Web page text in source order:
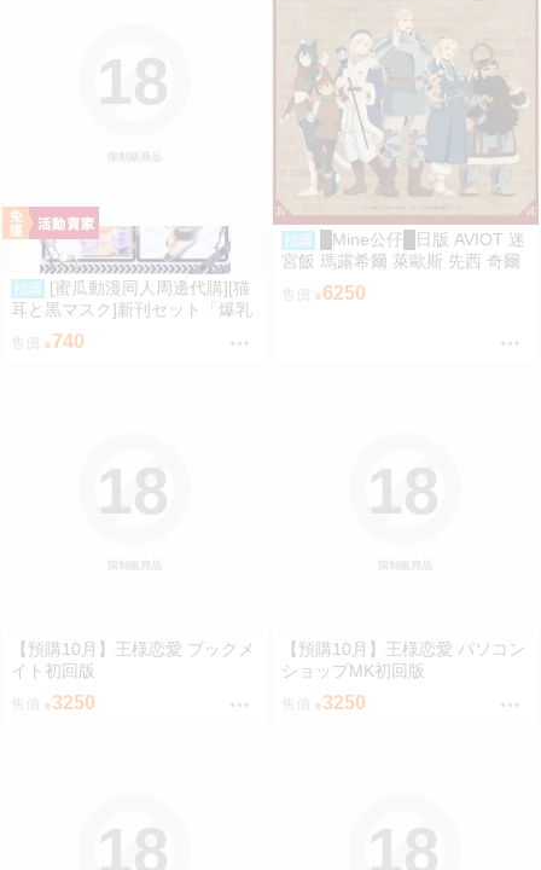
限制級商品
18
預購
[蜜瓜動漫同人周邊代購][猫
耳と黒マスク]新刊セット「爆乳
ギャルの幸奈ちゃんと警官コス
エッチ」(同人誌)
售價 740
預購
█Mine公仔█日版 AVIOT 迷
宮飯 瑪露希爾 萊歐斯 先西 奇爾
查克 法琳 耳機 聯名 TE-V1R-DJ
售價 6250
限制級商品
18
【預購10月】王様恋愛 ブックメ
イト初回版
3250
限制級商品
18
【預購10月】王様恋愛 パソコン
ショップMK初回版
3250
18 18